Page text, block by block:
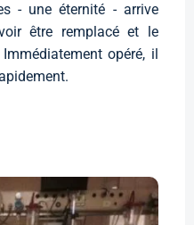
- une éternité - arrive
être remplacé et le
opéré, il